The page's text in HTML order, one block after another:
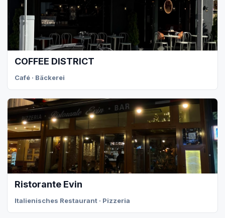
COFFEE DISTRICT
Café · Bäckerei
Ristorante Evin
Italienisches Restaurant · Pizzeria